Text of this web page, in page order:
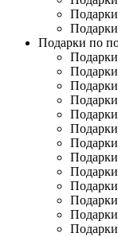
Подарки по
Подарки
Подарки